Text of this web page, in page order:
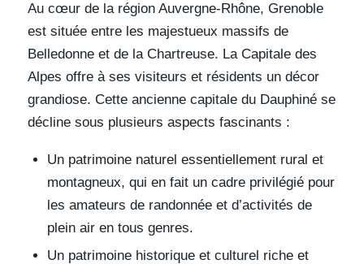
Au cœur de la région Auvergne-Rhône, Grenoble
est située entre les majestueux massifs de
Belledonne et de la Chartreuse. La Capitale des
Alpes offre à ses visiteurs et résidents un décor
grandiose. Cette ancienne capitale du Dauphiné se
décline sous plusieurs aspects fascinants :
Un patrimoine naturel essentiellement rural et
montagneux, qui en fait un cadre privilégié pour
les amateurs de randonnée et d’activités de
plein air en tous genres.
Un patrimoine historique et culturel riche et